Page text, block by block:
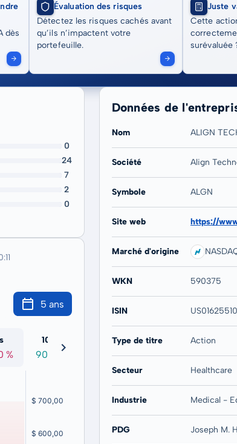
dès
Évaluation des risques
Détectez les risques cachés avant
qu’ils n’impactent votre
portefeuille.
Juste
Cette
surévaluée
0
24
7
2
0
5 ans
%
10 ans
90,38 %
20 ans
2.657,57 % 936,03 %
Données de
Nom ALIGN
Société Align
Symbole ALGN
Site web https://
Marché d'origine
WKN 590375
ISIN
Type de titre Action
Secteur Healthcare
Industrie Medical -
PDG Joseph M.